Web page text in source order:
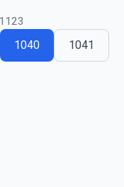
1040 1041